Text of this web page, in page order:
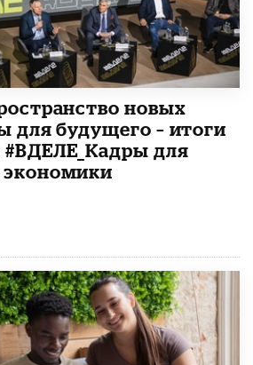
новых
для будущего – итоги
для